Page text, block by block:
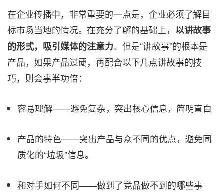
在企业传播中，非常重要的一点是，企业必须了解目
标市场当地的情况。在充分了解的基础上， 以讲故事
的形式，吸引媒体的注意力。但是“讲故事”的根本是
产品，如果产品过硬，再配合以下几点讲故事的技
巧，则会事半功倍：
容易理解——避免复杂，突出核心信息，简明直白
产品的特色——突出产品与众不同的优点，避免同
质化的“垃圾”信息。
和对手如何不同——做到了竞品做不到的哪些事